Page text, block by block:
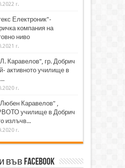
г.
Електроник"-
компания на
ниво
г.
Каравелов", гр. Добрич
активното училище в
г.
Каравелов" ,
училище в Добрич
излъчв...
г.
Facebook